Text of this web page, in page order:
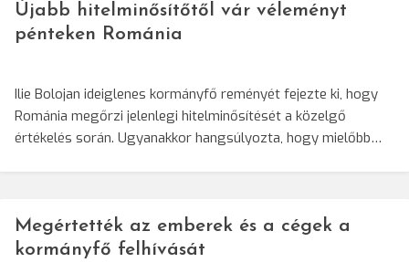
Újabb hitelminősítőtől vár véleményt
pénteken Románia
Ilie Bolojan ideiglenes kormányfő reményét fejezte ki, hogy
Románia megőrzi jelenlegi hitelminősítését a közelgő
értékelés során. Ugyanakkor hangsúlyozta, hogy mielőbb…
Megértették az emberek és a cégek a
kormányfő felhívását